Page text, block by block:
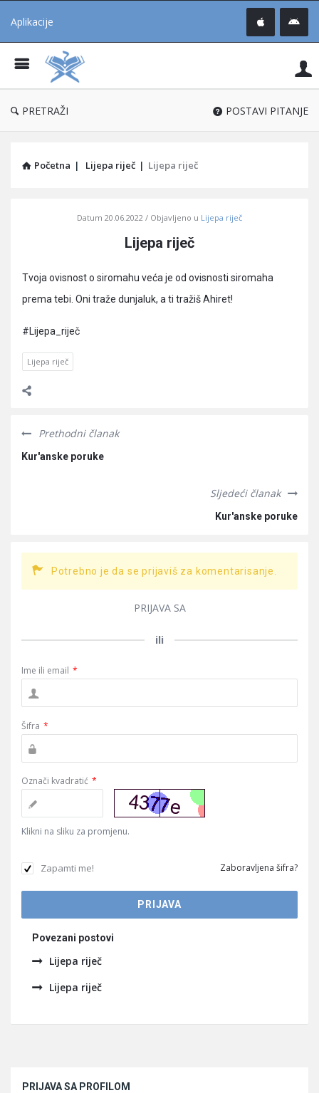
Aplikacije
®
PRETRAŽI POSTAVI PITANJE
Početna | Lijepa riječ | Lijepa riječ
Latest
Articles
Datum 20.06.2022 Objavljeno u Lijepa riječ
Lijepa riječ
Tvoja ovisnost o siromahu veća je od ovisnosti siromaha
prema tebi. Oni traže dunjaluk, a ti tražiš Ahiret!
#Lijepa_riječ
Lijepa riječ
Prethodni članak
Kur'anske poruke
Sljedeći članak
Kur'anske poruke
Potrebno je da se prijaviš za komentarisanje.
PRIJAVA SA
ili
Ime ili email *
Šifra *
Označi kvadratić *
Klikni na sliku za promjenu.
Zapamti me! Zaboravljena šifra?
Povezani postovi
Lijepa riječ
Lijepa riječ
PRIJAVA SA PROFILOM